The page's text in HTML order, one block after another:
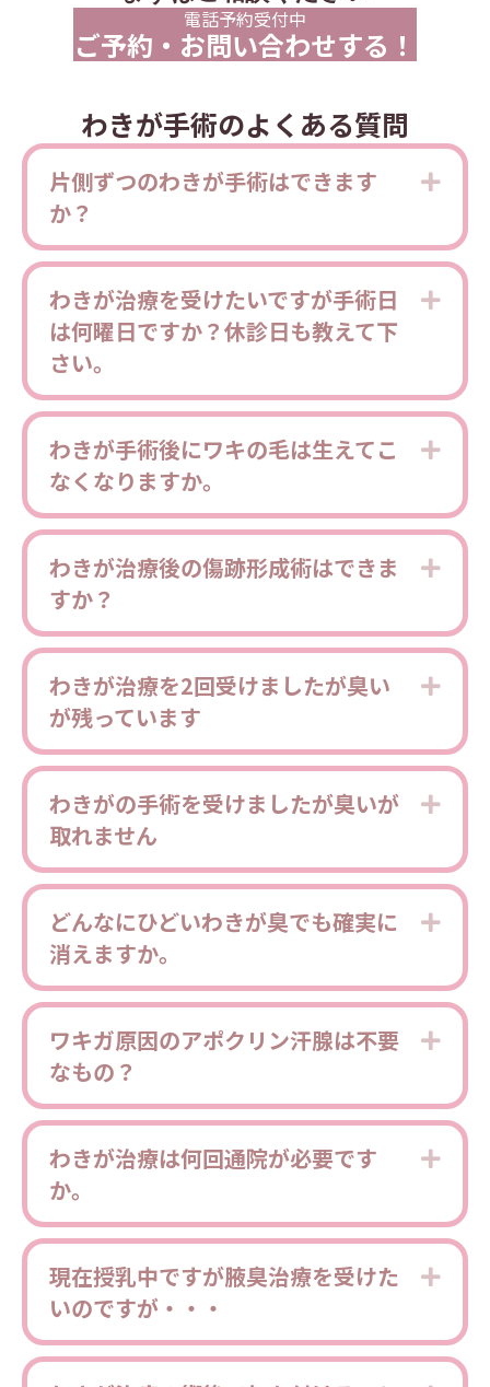
電話予約受付中
ご予約・お問い合わせする！
わきが手術のよくある質問
片側ずつのわきが手術はできます
か？
わきが治療を受けたいですが手術日
は何曜日ですか？休診日も教えて下
さい。
わきが手術後にワキの毛は生えてこ
なくなりますか。
わきが治療後の傷跡形成術はできま
すか？
わきが治療を2回受けましたが臭い
が残っています
わきがの手術を受けましたが臭いが
取れません
どんなにひどいわきが臭でも確実に
消えますか。
ワキガ原因のアポクリン汗腺は不要
なもの？
わきが治療は何回通院が必要です
か。
現在授乳中ですが腋臭治療を受けた
いのですが・・・